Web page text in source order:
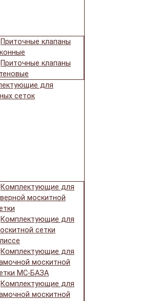
Приточные клапаны
Приточные клапаны
для
сеток
Комплектующие для
москитной
Комплектующие для
сетки
Комплектующие для
москитной
МС-БАЗА
Комплектующие для
москитной